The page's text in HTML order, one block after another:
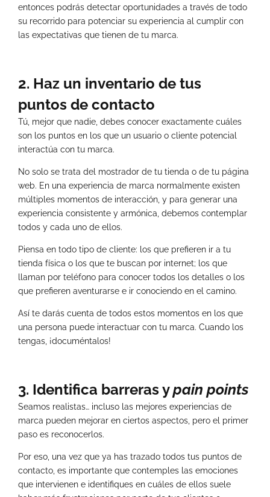
entonces podrás detectar oportunidades a través de todo
su recorrido para potenciar su experiencia al cumplir con
las expectativas que tienen de tu marca.
2. Haz un inventario de tus
puntos de contacto
Tú, mejor que nadie, debes conocer exactamente cuáles
son los puntos en los que un usuario o cliente potencial
interactúa con tu marca.
No solo se trata del mostrador de tu tienda o de tu página
web. En una experiencia de marca normalmente existen
múltiples momentos de interacción, y para generar una
experiencia consistente y armónica, debemos contemplar
todos y cada uno de ellos.
Piensa en todo tipo de cliente: los que prefieren ir a tu
tienda física o los que te buscan por internet; los que
llaman por teléfono para conocer todos los detalles o los
que prefieren aventurarse e ir conociendo en el camino.
Así te darás cuenta de todos estos momentos en los que
una persona puede interactuar con tu marca. Cuando los
tengas, ¡documéntalos!
3. Identifica barreras ypain points
Seamos realistas… incluso las mejores experiencias de
marca pueden mejorar en ciertos aspectos, pero el primer
paso es reconocerlos.
Por eso, una vez que ya has trazado todos tus puntos de
contacto, es importante que contemples las emociones
que intervienen e identifiques en cuáles de ellos suele